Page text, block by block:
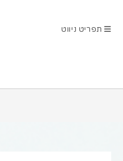
תפריט ניווט